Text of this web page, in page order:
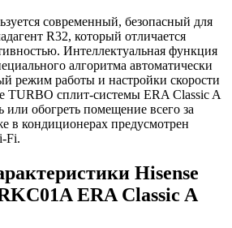
современный, безопасный для
R32, который отличается
Интеллектуальная функция
алгоритма автоматически
режим работы и настройки скорости
TURBO сплит-системы ERA Classic A
или обогреть помещение всего за
в кондиционерах предусмотрен
Fi.
Hisense
ERA Classic A